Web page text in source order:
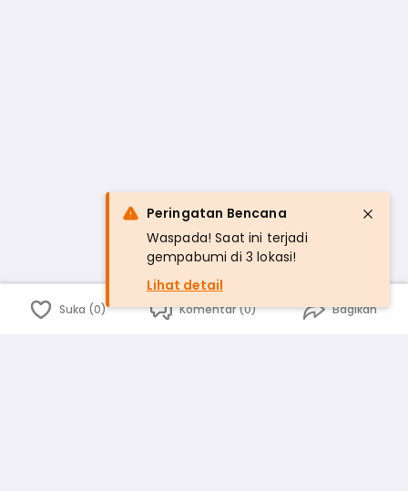
Suka (0) Komentar (0) Bagikan
Peringatan Bencana
Waspada! Saat ini terjadi
gempabumi di 3 lokasi!
Lihat detail